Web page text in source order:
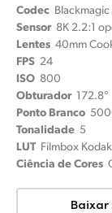
Codec Blackmagic
Sensor 8K 2.2:1
Lentes 40mm
FPS 24
ISO 800
Obturador 172.8°
Ponto Branco
Tonalidade 5
LUT Filmbox
Ciência de Cores
Baixar